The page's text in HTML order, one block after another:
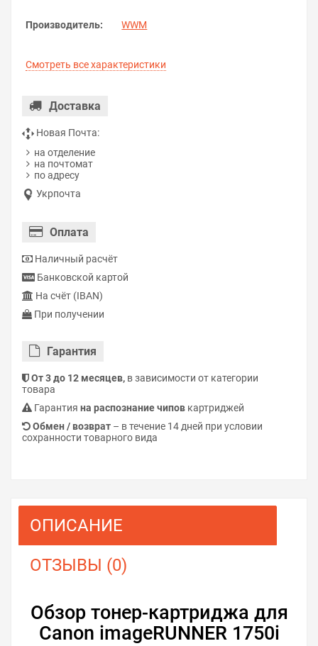
Производитель: WWM
Смотреть все характеристики
Доставка
Новая Почта:
на отделение
на почтомат
по адресу
Укрпочта
Оплата
Наличный расчёт
Банковской картой
На счёт (IBAN)
При получении
Гарантия
От 3 до 12 месяцев, в зависимости от категории
товара
Гарантия на распознание чипов картриджей
Обмен / возврат – в течение 14 дней при условии
сохранности товарного вида
ОПИСАНИЕ
ОТЗЫВЫ (0)
Обзор тонер-картриджа для
Canon imageRUNNER 1750i